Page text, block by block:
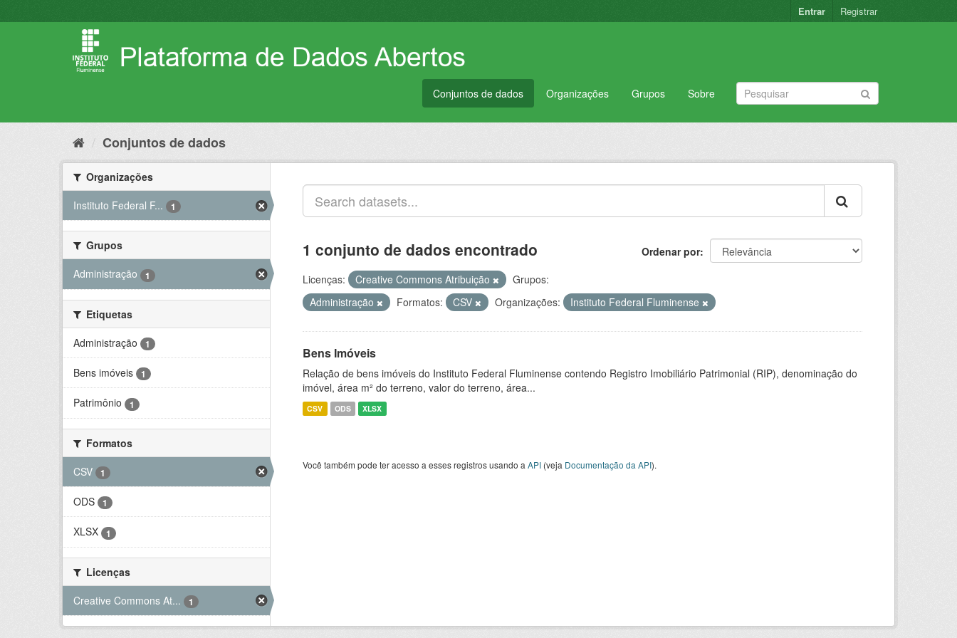
para
Entrar Registrar
Conjuntos de dados Organizações Grupos Sobre
Conjuntos de dados
Organizações
Instituto Federal F...
1
Grupos
Administração
1
Etiquetas
Administração
1
Bens imóveis 1
Patrimônio 1
Formatos
CSV
1
ODS 1
XLSX 1
Licenças
Creative Commons At...
1
Ordenar por
1 conjunto de dados encontrado
Licenças: Creative Commons Atribuição
Grupos:
Administração
Formatos: CSV Organizações: Instituto Federal Fluminense
Bens Imóveis
Relação de bens imóveis do Instituto Federal Fluminense contendo Registro Imobiliário Patrimonial (RIP), denominação do
imóvel, área m² do terreno, valor do terreno, área...
CSV ODS XLSX
Você também pode ter acesso a esses registros usando a API (veja Documentação da API).